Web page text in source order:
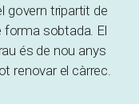
govern tripartit de
forma sobtada. El
és de nou anys
renovar el càrrec.